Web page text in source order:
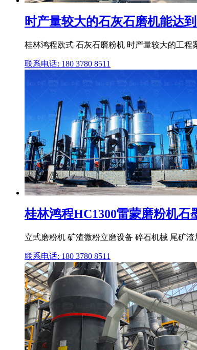
时产量较大的石灰石磨机能达
桂林鸿程欧式 石灰石磨粉机 时产量较大的工
联系电话: 180 3780 8511
桂林鸿程HC1300雷蒙磨粉机石
立式磨粉机 矿渣微粉立磨设备 碎石机械 尾矿
联系电话: 180 3780 8511